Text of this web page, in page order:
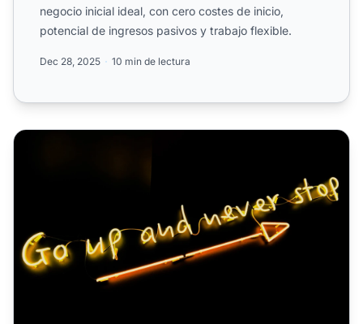
negocio inicial ideal, con cero costes de inicio,
potencial de ingresos pasivos y trabajo flexible.
Dec 28, 2025 10 min de lectura
Cómo no rendirse en el marketing de afiliados